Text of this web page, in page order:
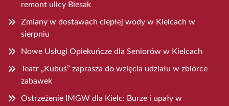
remont ulicy Biesak
Zmiany w dostawach ciepłej wody w Kielcach w
sierpniu
Nowe Usługi Opiekuńcze dla Seniorów w Kielcach
Teatr „Kubuś” zaprasza do wzięcia udziału w zbiórce
zabawek
Ostrzeżenie IMGW dla Kielc: Burze i upały w